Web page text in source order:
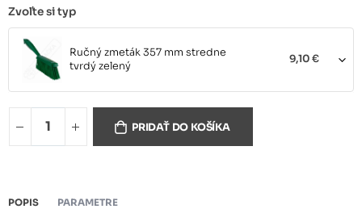
Zvoľte si typ
Ručný zmeták 357 mm stredne
tvrdý zelený
9,10 €
Ručný zmeták 357 mm stredne
tvrdý modrý
Ručný zmeták 357 mm stredne
PRIDAŤ DO KOŠÍKA
POPIS PARAMETRE